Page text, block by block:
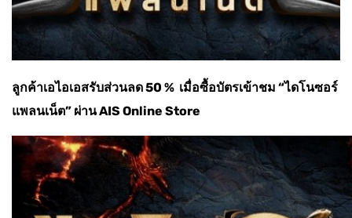
ลูกค้าเอไอเอสรับส่วนลด 50 % เมื่อซื้อบัตรเข้าชม “ไดโนซอร์
แพลนเน็ต” ผ่าน AIS Online Store